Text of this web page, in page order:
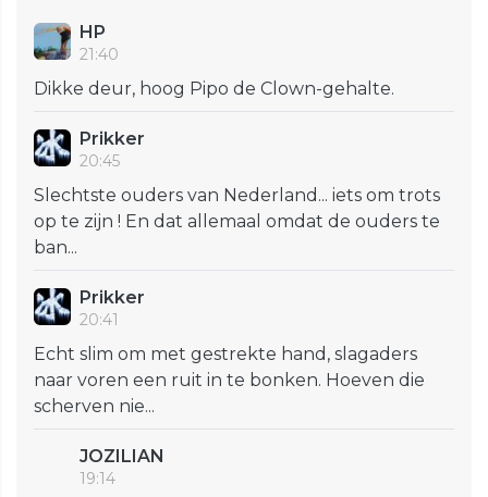
HP
21:40
Dikke deur, hoog Pipo de Clown-gehalte.
Prikker
20:45
Slechtste ouders van Nederland... iets om trots
op te zijn ! En dat allemaal omdat de ouders te
ban...
Prikker
20:41
Echt slim om met gestrekte hand, slagaders
naar voren een ruit in te bonken. Hoeven die
scherven nie...
JOZILIAN
19:14